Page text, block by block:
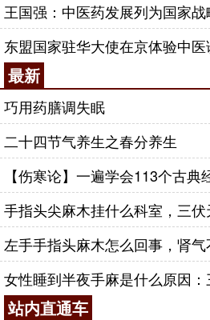
王国强：中医药发展列为国家
东盟国家驻华大使在京体验中医
最新
巧用药膳调失眠
二十四节气养生之春分养生
【伤寒论】一遍学会113个古典
站内直通车